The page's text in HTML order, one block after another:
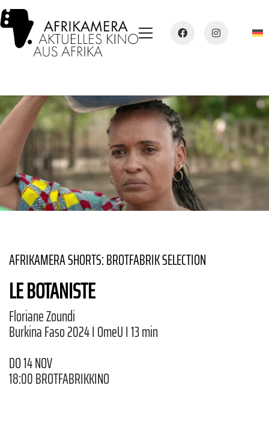
AFRIKAMERA SHORTS: BROTFABRIK SELECTION
LE BOTANISTE
Floriane Zoundi
Burkina Faso 2024 I OmeU I 13 min
DO 14 NOV
18:00 BROTFABRIKKINO